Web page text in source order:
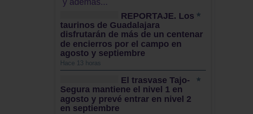
REPORTAJE. Los
taurinos de Guadalajara
disfrutarán de más de un centenar
de encierros por el campo en
agosto y septiembre
Hace 13 horas
El trasvase Tajo-
Segura mantiene el nivel 1 en
agosto y prevé entrar en nivel 2
en septiembre